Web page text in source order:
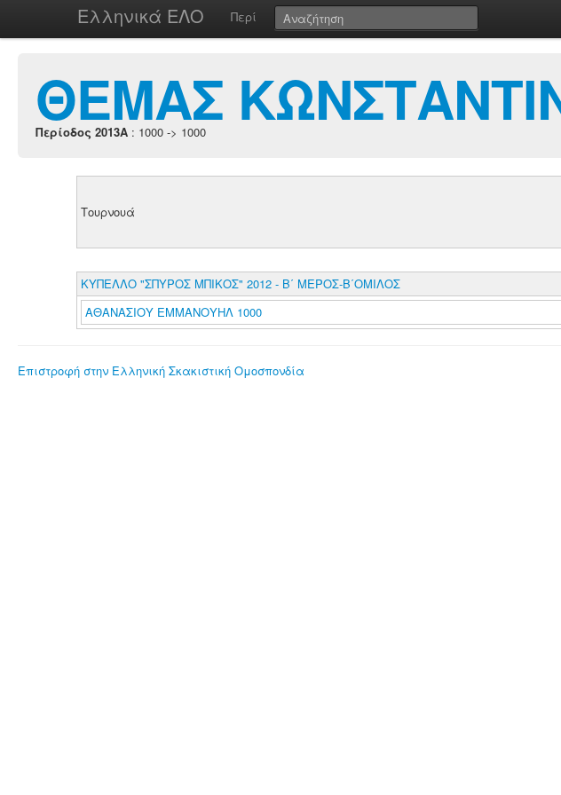
Ελληνικά ΕΛΟ Περί
ΘΕΜΑΣ
Περίοδος 2013A : 1000 -> 1000
Τουρνουά
ΚΥΠΕΛΛΟ "ΣΠΥΡΟΣ ΜΠΙΚΟΣ" 2012 - Β΄ ΜΕΡΟΣ-Β΄ΟΜΙΛΟΣ
ΑΘΑΝΑΣΙΟΥ ΕΜΜΑΝΟΥΗΛ 1000
Επιστροφή στην Ελληνική Σκακιστική Ομοσπονδία